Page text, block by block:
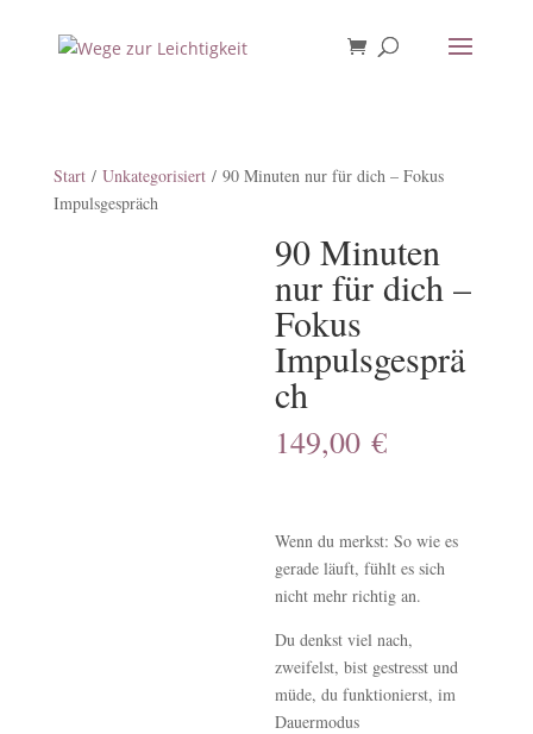
Start/ Unkategorisiert/ 90 Minuten nur für dich – Fokus
Impulsgespräch
90 Minuten
nur für dich –
Fokus
Impulsgesprä
ch
149,00€
Wenn du merkst: So wie es
gerade läuft, fühlt es sich
nicht mehr richtig an.
Du denkst viel nach,
zweifelst, bist gestresst und
müde, du funktionierst, im
Dauermodus